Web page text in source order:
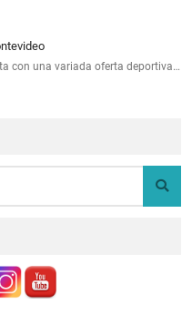
con una variada oferta deportiva…